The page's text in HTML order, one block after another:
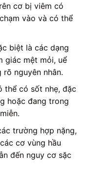
cơ bị viêm có
vào và có thể
biệt là các dạng
giác mệt mỏi, uể
nguyên nhân.
thể có sốt nhẹ, đặc
hoặc đang trong
trường hợp nặng,
cơ vùng hầu
đến nguy cơ sặc